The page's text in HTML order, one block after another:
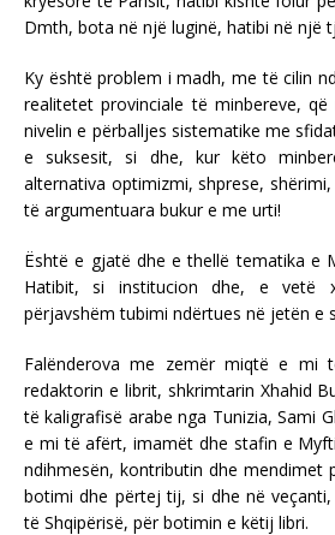
Dmth, bota në një luginë, hatibi në një
Ky është problem i madh, me të cilin
realitetet provinciale të minbereve,
nivelin e përballjes sistematike me
e suksesit, si dhe, kur këto
alternativa optimizmi, shprese,
të argumentuara bukur e me urti!
Është e gjatë dhe e thellë tematika e
Hatibit, si institucion dhe, e vetë
përjavshëm tubimi ndërtues në jetën e
Falënderova me zemër miqtë e mi
redaktorin e librit, shkrimtarin Xhahid
të kaligrafisë arabe nga Tunizia, Sami
e mi të afërt, imamët dhe stafin e
ndihmesën, kontributin dhe mendimet
botimi dhe përtej tij, si dhe në
të Shqipërisë, për botimin e këtij libri.